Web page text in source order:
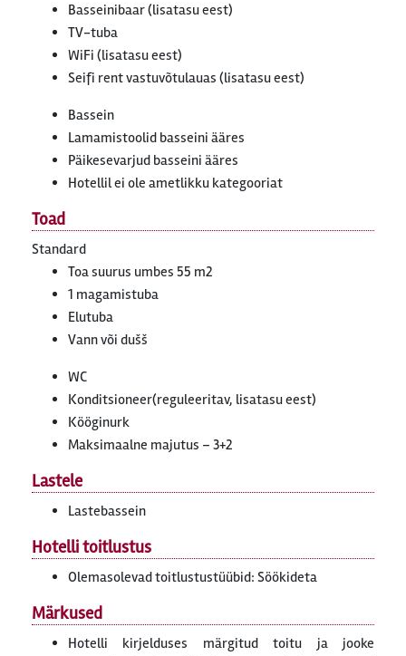
Basseinibaar (lisatasu eest)
TV-tuba
WiFi (lisatasu eest)
Seifi rent vastuvõtulauas (lisatasu eest)
Bassein
Lamamistoolid basseini ääres
Päikesevarjud basseini ääres
Hotellil ei ole ametlikku kategooriat
Toad
Standard
Toa suurus umbes 55 m2
1 magamistuba
Elutuba
Vann või dušš
WC
Konditsioneer(reguleeritav, lisatasu eest)
Kööginurk
Maksimaalne majutus – 3+2
Lastele
Lastebassein
Hotelli toitlustus
Olemasolevad toitlustustüübid: Söökideta
Märkused
Hotelli kirjelduses märgitud toitu ja jooke